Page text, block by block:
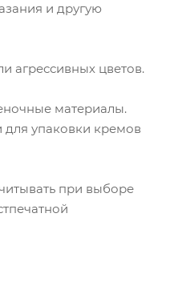
и другую
агрессивных цветов.
материалы.
для упаковки кремов
при выборе